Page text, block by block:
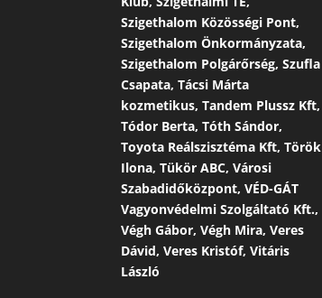
Szigethalom Közösségi Pont,
Szigethalom Önkormányzata,
Szigethalom Polgárőrség, Szufla
Csapata, Tácsi Márta
kozmetikus, Tandem Plussz Kft,
Tódor Berta, Tóth Sándor,
Toyota Reálszisztéma Kft, Török
Ilona, Tükör ABC, Városi
Szabadidőközpont, VÉD-GÁT
Vagyonvédelmi Szolgáltató Kft.,
Végh Gábor, Végh Mira, Veres
Dávid, Veres Kristóf, Vitáris
László